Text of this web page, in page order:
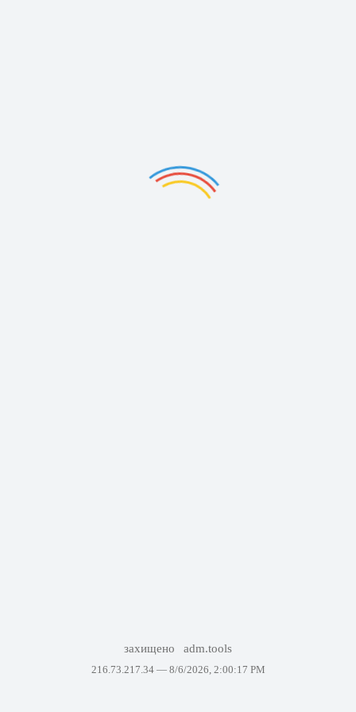
захищено adm.tools
216.73.217.34 — 8/6/2026, 2:00:17 PM